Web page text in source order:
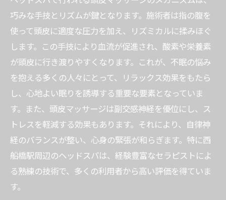
巧みな手技とリズムが鍵となります。施術者は指の腹を
使って頭皮に適度な圧力を加え、リズミカルに揉みほぐ
します。この手技により血流が促進され、酸素や栄養素
が頭皮に行き渡りやすくなります。これが、不眠の悩み
を抱える多くの人々にとって、リラックス効果をもたら
し、心地よい眠りを誘導する重要な要素となっていま
す。また、頭皮マッサージは副交感神経を優位にし、ス
トレスを軽減する効果もあります。それにより、自律神
経のバランスが整い、心身の緊張が和らぎます。特に西
船橋駅周辺のヘッドスパは、経験豊富なセラピストによ
る熟練の技術で、多くの利用者から高い評価を得ていま
す。